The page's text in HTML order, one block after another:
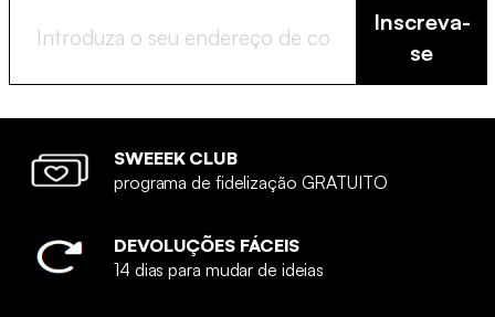
Inscreva-
se
SWEEEK CLUB
programa de fidelização GRATUITO
DEVOLUÇÕES FÁCEIS
14 dias para mudar de ideias